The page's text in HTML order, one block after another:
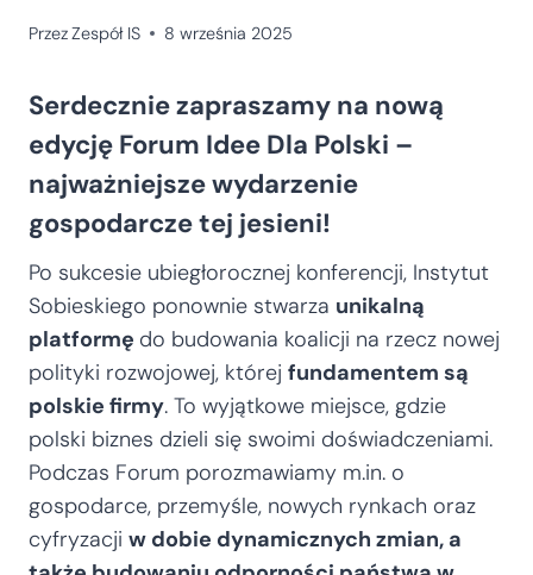
PrzezZespół IS 8 września 2025
Serdecznie zapraszamy na nową
edycję Forum Idee Dla Polski –
najważniejsze wydarzenie
gospodarcze tej jesieni!
Po sukcesie ubiegłorocznej konferencji, Instytut
Sobieskiego ponownie stwarza unikalną
platformę do budowania koalicji na rzecz nowej
polityki rozwojowej, której fundamentem są
polskie firmy. To wyjątkowe miejsce, gdzie
polski biznes dzieli się swoimi doświadczeniami.
Podczas Forum porozmawiamy m.in. o
gospodarce, przemyśle, nowych rynkach oraz
cyfryzacji w dobie dynamicznych zmian, a